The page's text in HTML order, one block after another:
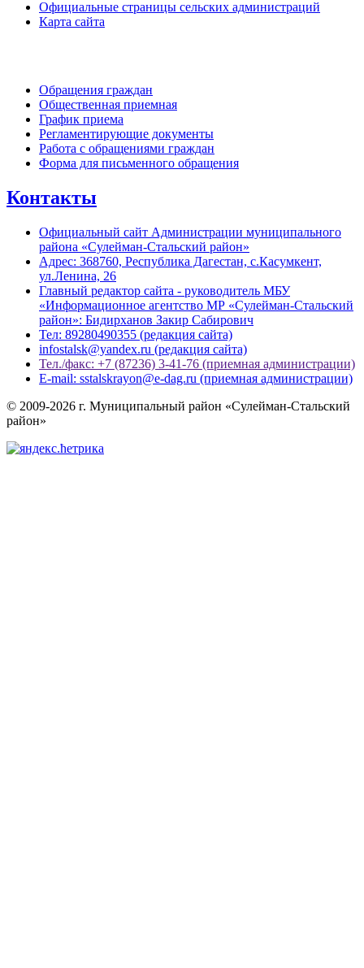
Официальные страницы сельских администраций
Карта сайта
Обращения граждан
Общественная приемная
График приема
Регламентирующие документы
Работа с обращениями граждан
Форма для письменного обращения
Контакты
Официальный сайт Администрации муниципального
района «Сулейман-Стальский район»
Адрес: 368760, Республика Дагестан, с.Касумкент,
ул.Ленина, 26
Главный редактор сайта - руководитель МБУ
«Информационное агентство МР «Сулейман-Стальский
район»: Бидирханов Закир Сабирович
Тел: 89280490355 (редакция сайта)
infostalsk@yandex.ru (редакция сайта)
Тел./факс: +7 (87236) 3-41-76 (приемная администрации)
E-mail: sstalskrayon@e-dag.ru (приемная администрации)
© 2009-2026 г. Муниципальный район «Сулейман-Стальский
район»